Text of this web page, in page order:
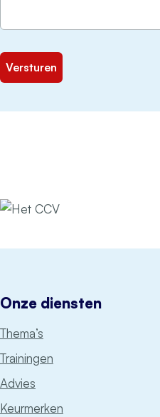
Onze diensten
Thema’s
Trainingen
Advies
Keurmerken